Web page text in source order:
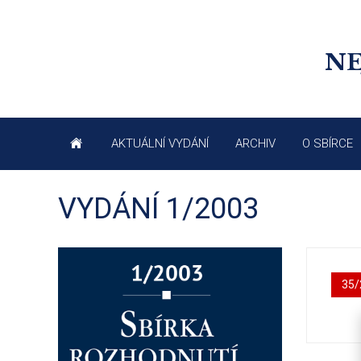
AKTUÁLNÍ VYDÁNÍ ARCHIV O SBÍRCE
VYDÁNÍ 1/2003
35/